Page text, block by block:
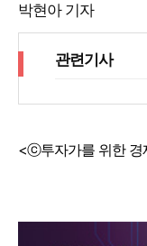
박현아 기자
관련기사
<ⓒ투자가를 위한 경